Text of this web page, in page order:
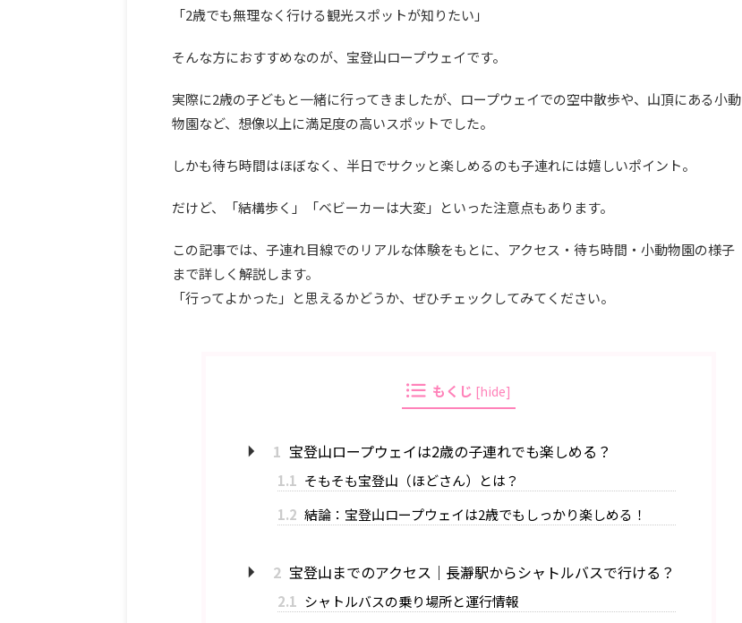
「2歳でも無理なく行ける観光スポットが知りたい」
そんな方におすすめなのが、宝登山ロープウェイです。
実際に2歳の子どもと一緒に行ってきましたが、ロープウェイでの空中散歩や、山頂にある小動
物園など、想像以上に満足度の高いスポットでした。
しかも待ち時間はほぼなく、半日でサクッと楽しめるのも子連れには嬉しいポイント。
だけど、「結構歩く」「ベビーカーは大変」といった注意点もあります。
この記事では、子連れ目線でのリアルな体験をもとに、アクセス・待ち時間・小動物園の様子
まで詳しく解説します。
「行ってよかった」と思えるかどうか、ぜひチェックしてみてください。
もくじ [hide]
1 宝登山ロープウェイは2歳の子連れでも楽しめる？
1.1 そもそも宝登山（ほどさん）とは？
1.2 結論：宝登山ロープウェイは2歳でもしっかり楽しめる！
2 宝登山までのアクセス｜長瀞駅からシャトルバスで行ける？
2.1 シャトルバスの乗り場所と運行情報